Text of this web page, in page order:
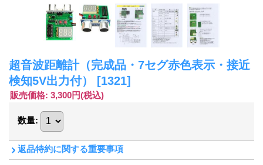
超音波距離計（完成品・7セグ赤色表示・接近
検知5V出力付）
[1321]
販売価格: 3,300円(税込)
数量:
返品特約に関する重要事項